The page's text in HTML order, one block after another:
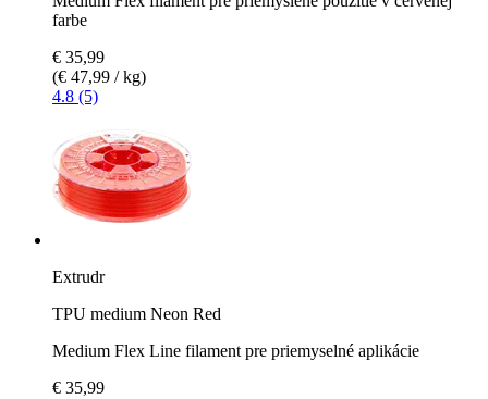
farbe
€ 35,99
(€ 47,99 / kg)
4.8 (5)
Extrudr
TPU medium Neon Red
Medium Flex Line filament pre priemyselné aplikácie
€ 35,99